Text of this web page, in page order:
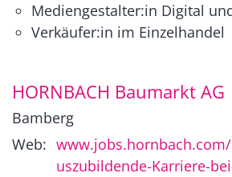
Mediengestalter:in Digital
Verkäufer:in im Einzelhandel
HORNBACH Baumarkt AG
Bamberg
Web:
uszubildende-Karriere-